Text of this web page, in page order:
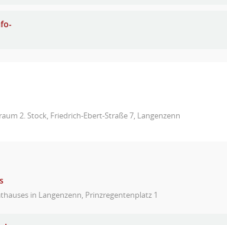
2. Stock, Friedrich-Ebert-Straße 7, Langenzenn
in Langenzenn, Prinzregentenplatz 1